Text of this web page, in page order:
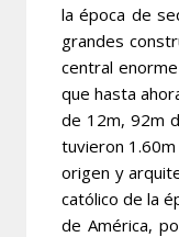
la época de
grandes
central
que hasta
de 12m, 92m
tuvieron 1.60m
origen y
católico de la
de América,